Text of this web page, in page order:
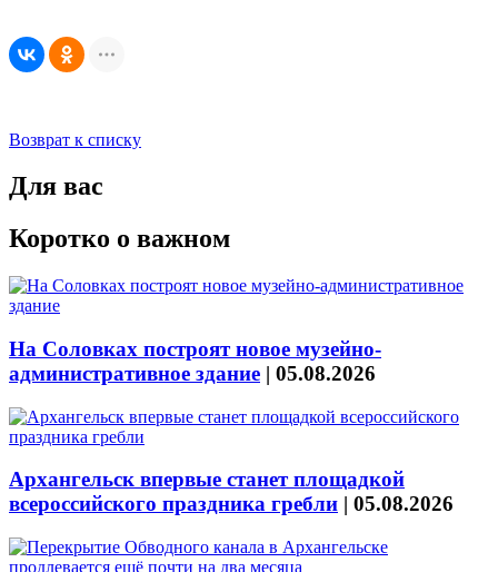
Возврат к списку
Для вас
Коротко о важном
На Соловках построят новое музейно-
административное здание | 05.08.2026
Архангельск впервые станет площадкой
всероссийского праздника гребли | 05.08.2026